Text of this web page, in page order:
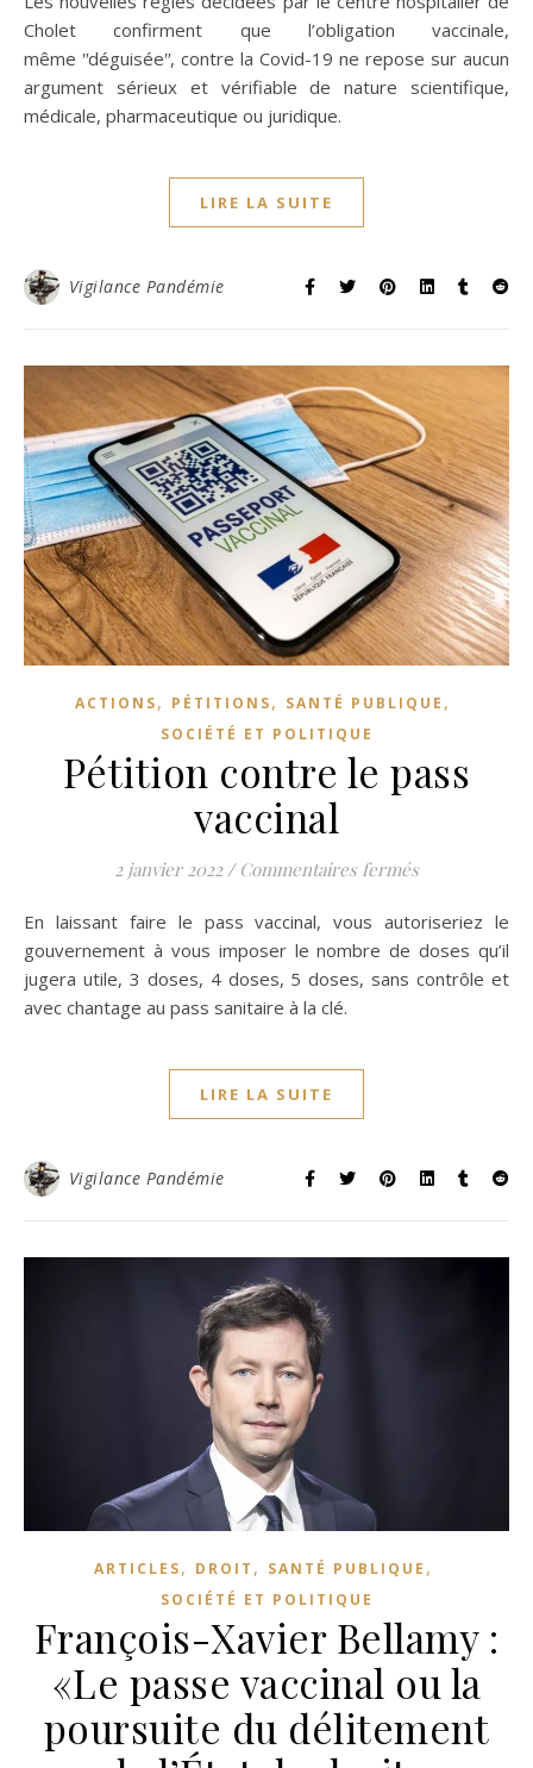
Cholet confirment que l’obligation vaccinale,
même ʺdéguiséeʺ, contre la Covid-19 ne repose sur aucun
argument sérieux et vérifiable de nature scientifique,
médicale, pharmaceutique ou juridique.
LIRE LA SUITE
Vigilance Pandémie
ACTIONS, PÉTITIONS, SANTÉ PUBLIQUE ,
SOCIÉTÉ ET POLITIQUE
Pétition contre le pass
vaccinal
2 janvier 2022 / Commentaires ferméssur Pétition
En laissant faire le pass vaccinal, vous autoriseriez le
gouvernement à vous imposer le nombre de doses qu’il
jugera utile, 3 doses, 4 doses, 5 doses, sans contrôle et
avec chantage au pass sanitaire à la clé.
LIRE LA SUITE
Vigilance Pandémie
ARTICLES, DROIT , SANTÉ PUBLIQUE ,
SOCIÉTÉ ET POLITIQUE
François-Xavier Bellamy :
«Le passe vaccinal ou la
poursuite du délitement